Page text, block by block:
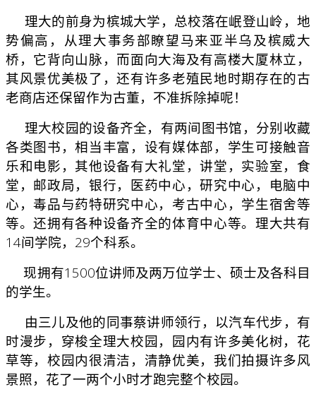
理大的前身为槟城大学，总校落在岷登山岭，地
势偏高，从理大事务部瞭望马来亚半乌及槟威大
桥，它背向山脉，而面向大海及有高楼大厦林立，
其风景优美极了，还有许多老殖民地时期存在的古
老商店还保留作为古董，不准拆除掉呢！
理大校园的设备齐全，有两间图书馆，分别收藏
各类图书，相当丰富，设有媒体部，学生可接触音
乐和电影，其他设备有大礼堂，讲堂，实验室，食
堂，邮政局，银行，医药中心，研究中心，电脑中
心，毒品与药特研究中心，考古中心，学生宿舍等
等。还拥有各种设备齐全的体育中心等。理大共有
14间学院，29个科系。
现拥有1500位讲师及两万位学士、硕士及各科目
的学生。
由三儿及他的同事蔡讲师领行，以汽车代步，有
时漫步，穿梭全理大校园，园内有许多美化树，花
草等，校园内很清洁，清静优美，我们拍摄许多风
景照，花了一两个小时才跑完整个校园。